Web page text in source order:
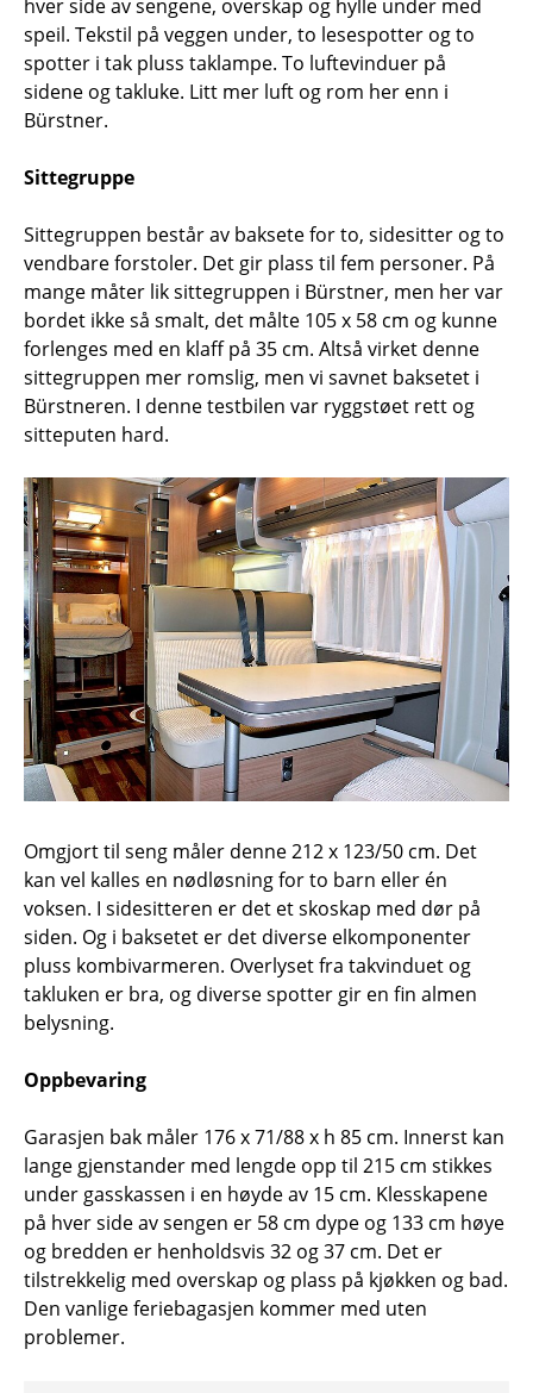
hver side av sengene, overskap og hylle under med
speil. Tekstil på veggen under, to lesespotter og to
spotter i tak pluss taklampe. To luftevinduer på
sidene og takluke. Litt mer luft og rom her enn i
Bürstner.
Sittegruppe
Sittegruppen består av baksete for to, sidesitter og to
vendbare forstoler. Det gir plass til fem personer. På
mange måter lik sittegruppen i Bürstner, men her var
bordet ikke så smalt, det målte 105 x 58 cm og kunne
forlenges med en klaff på 35 cm. Altså virket denne
sittegruppen mer romslig, men vi savnet baksetet i
Bürstneren. I denne testbilen var ryggstøet rett og
sitteputen hard.
Omgjort til seng måler denne 212 x 123/50 cm. Det
kan vel kalles en nødløsning for to barn eller én
voksen. I sidesitteren er det et skoskap med dør på
siden. Og i baksetet er det diverse elkomponenter
pluss kombivarmeren. Overlyset fra takvinduet og
takluken er bra, og diverse spotter gir en fin almen
belysning.
Oppbevaring
Garasjen bak måler 176 x 71/88 x h 85 cm. Innerst kan
lange gjenstander med lengde opp til 215 cm stikkes
under gasskassen i en høyde av 15 cm. Klesskapene
på hver side av sengen er 58 cm dype og 133 cm høye
og bredden er henholdsvis 32 og 37 cm. Det er
tilstrekkelig med overskap og plass på kjøkken og bad.
Den vanlige feriebagasjen kommer med uten
problemer.